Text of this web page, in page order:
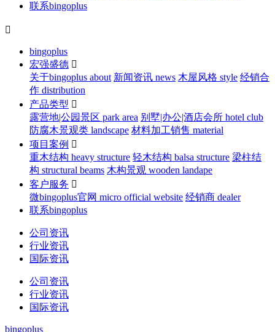
联系bingoplus

bingoplus
宏强盛德 
关于bingoplus about 新闻资讯 news 木屋风格 style 经销合
作 distribution
产品类型 
露营地|公园景区 park area 别墅|办公|酒店会所 hotel club
防腐木景观类 landscape 材料加工销售 material
项目案例 
重木结构 heavy structure 轻木结构 balsa structure 梁柱结
构 structural beams 木构景观 wooden landape
客户服务 
微bingoplus官网 micro official website 经销商 dealer
联系bingoplus
公司资讯
行业资讯
国际资讯
公司资讯
行业资讯
国际资讯
bingoplus